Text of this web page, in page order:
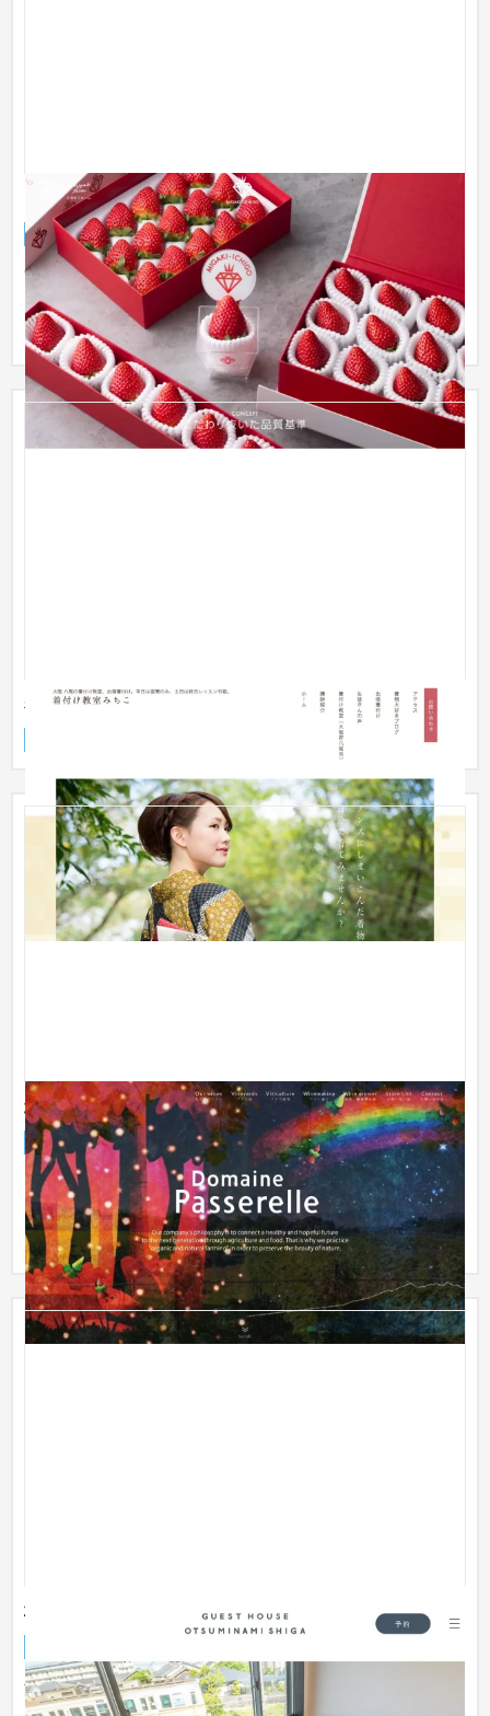
ミガキイチゴ
ブランドサイト 食品・飲料
“食べる宝石”と称されている上質な複数品種のイチゴの統一ブラ
ンド『ミガキイチゴ』。ロゾパンサンでは、ブランドサイト・
オンラ...
着付け教室みちこ
31〜50万円
北杜市 オーガニックブドウを使ったワインの製造
ブランドサイト 農園・農業 〜30万円
【ご依頼の経緯】 ホームページ制作を考えているとご紹介いた
だきました。 【ご要望】 ・ワインを買っていただいたお客様に
向け...
株式会社CS香里様ゲストハウスサイト
滋賀県大津市でレストラン等を経営されている会社さまが新た
な事業として、古民家を改装したゲストハウスを開始されると